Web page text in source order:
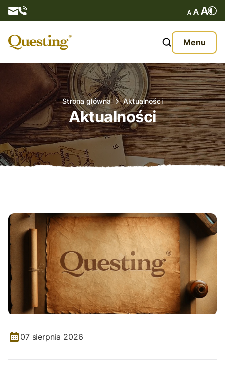
Menu
O nas
Oferta
Aktualności
Kontakt
Strona główna Aktualności
Aktualności
07 sierpnia 2026